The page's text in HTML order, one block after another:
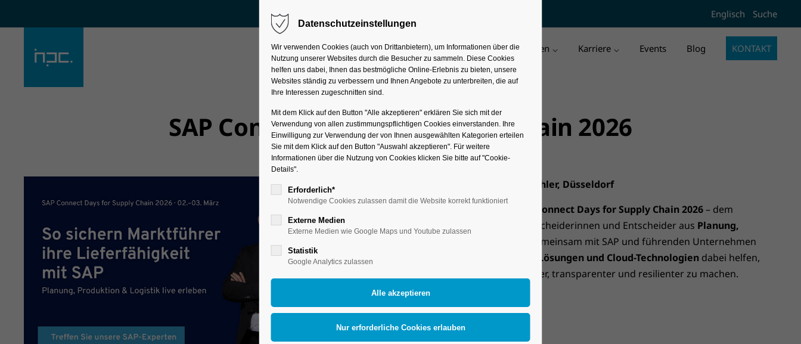
Der Eintrag "offcanvas-col1"
existiert leider nicht.
Der Eintrag "offcanvas-col2"
existiert leider nicht.
Der Eintrag "offcanvas-col3"
existiert leider nicht.
Der Eintrag "offcanvas-col4"
existiert leider nicht.
Englisch Suche
Lösungen Services Branchen Unternehmen Karriere Events Blog KONTAKT
SAP Connect Days for Supply Chain 2026
02.–03. März 2026 · Areal Böhler, Düsseldorf
SAP Connect Days for Supply Chain 2026– dem
zentralen Treffpunkt für Entscheiderinnen und Entscheider aus Planung,
. Gemeinsam mit SAP und führenden Unternehmen
KI-gestützte Lösungen und Cloud-Technologien dabei helfen,
Supply Chains leistungsfähiger, transparenter und resilienter zu machen.
Das erwartet Sie
Datenschutzeinstellungen
Wir verwenden Cookies (auch von Drittanbietern), um Informationen über die
Nutzung unserer Websites durch die Besucher zu sammeln. Diese Cookies
helfen uns dabei, Ihnen das bestmögliche Online-Erlebnis zu bieten, unsere
Websites ständig zu verbessern und Ihnen Angebote zu unterbreiten, die auf
Ihre Interessen zugeschnitten sind.
Mit dem Klick auf den Button "Alle akzeptieren" erklären Sie sich mit der
Verwendung von allen zustimmungspflichtigen Cookies einverstanden. Ihre
Einwilligung zur Verwendung der von Ihnen ausgewählten Kategorien erteilen
Sie mit dem Klick auf den Button "Auswahl akzeptieren". Für weitere
Informationen über die Nutzung von Cookies klicken Sie bitte auf "Cookie-
Details".
Erforderlich*
Notwendige Cookies zulassen damit die Website korrekt funktioniert
Externe Medien
Externe Medien wie Google Maps und Youtube zulassen
Statistik
Google Analytics zulassen